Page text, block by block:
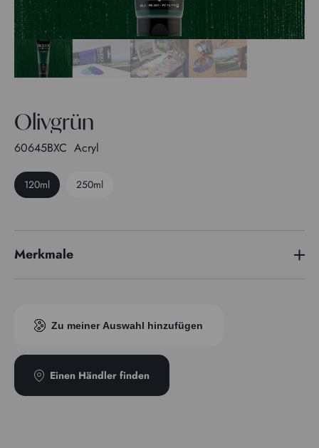
Olivgrün
60645BXC Acryl
120ml 250ml
Merkmale
TransparenzZu meiner Auswahl hinzufügen
Einen Händler finden